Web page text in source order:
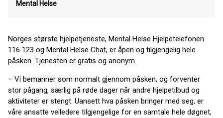
Mental Helse
Norges største hjelpetjeneste, Mental Helse Hjelpetelefonen
116 123 og Mental Helse Chat, er åpen og tilgjengelig hele
påsken. Tjenesten er gratis og anonym.
– Vi bemanner som normalt gjennom påsken, og forventer
stor pågang, særlig på røde dager når andre hjelpetilbud og
aktiviteter er stengt. Uansett hva påsken bringer med seg, er
våre ansatte veiledere tilgjengelige for en samtale hele døgnet,